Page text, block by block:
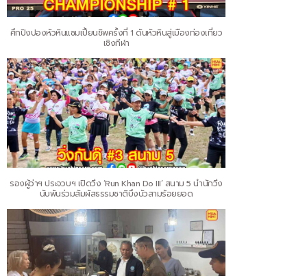
ศึกปิงปองหัวหินแชมเปี้ยนชิพครั้งที่ 1 ดันหัวหินสู่เมืองท่องเที่ยว
เชิงกีฬา
รองผู้ว่าฯ ประจวบฯ เปิดวิ่ง ‘Run Khan Do III’ สนาม 5 นำนักวิ่ง
นับพันร่วมสัมผัสธรรมชาติบึงบัวสามร้อยยอด